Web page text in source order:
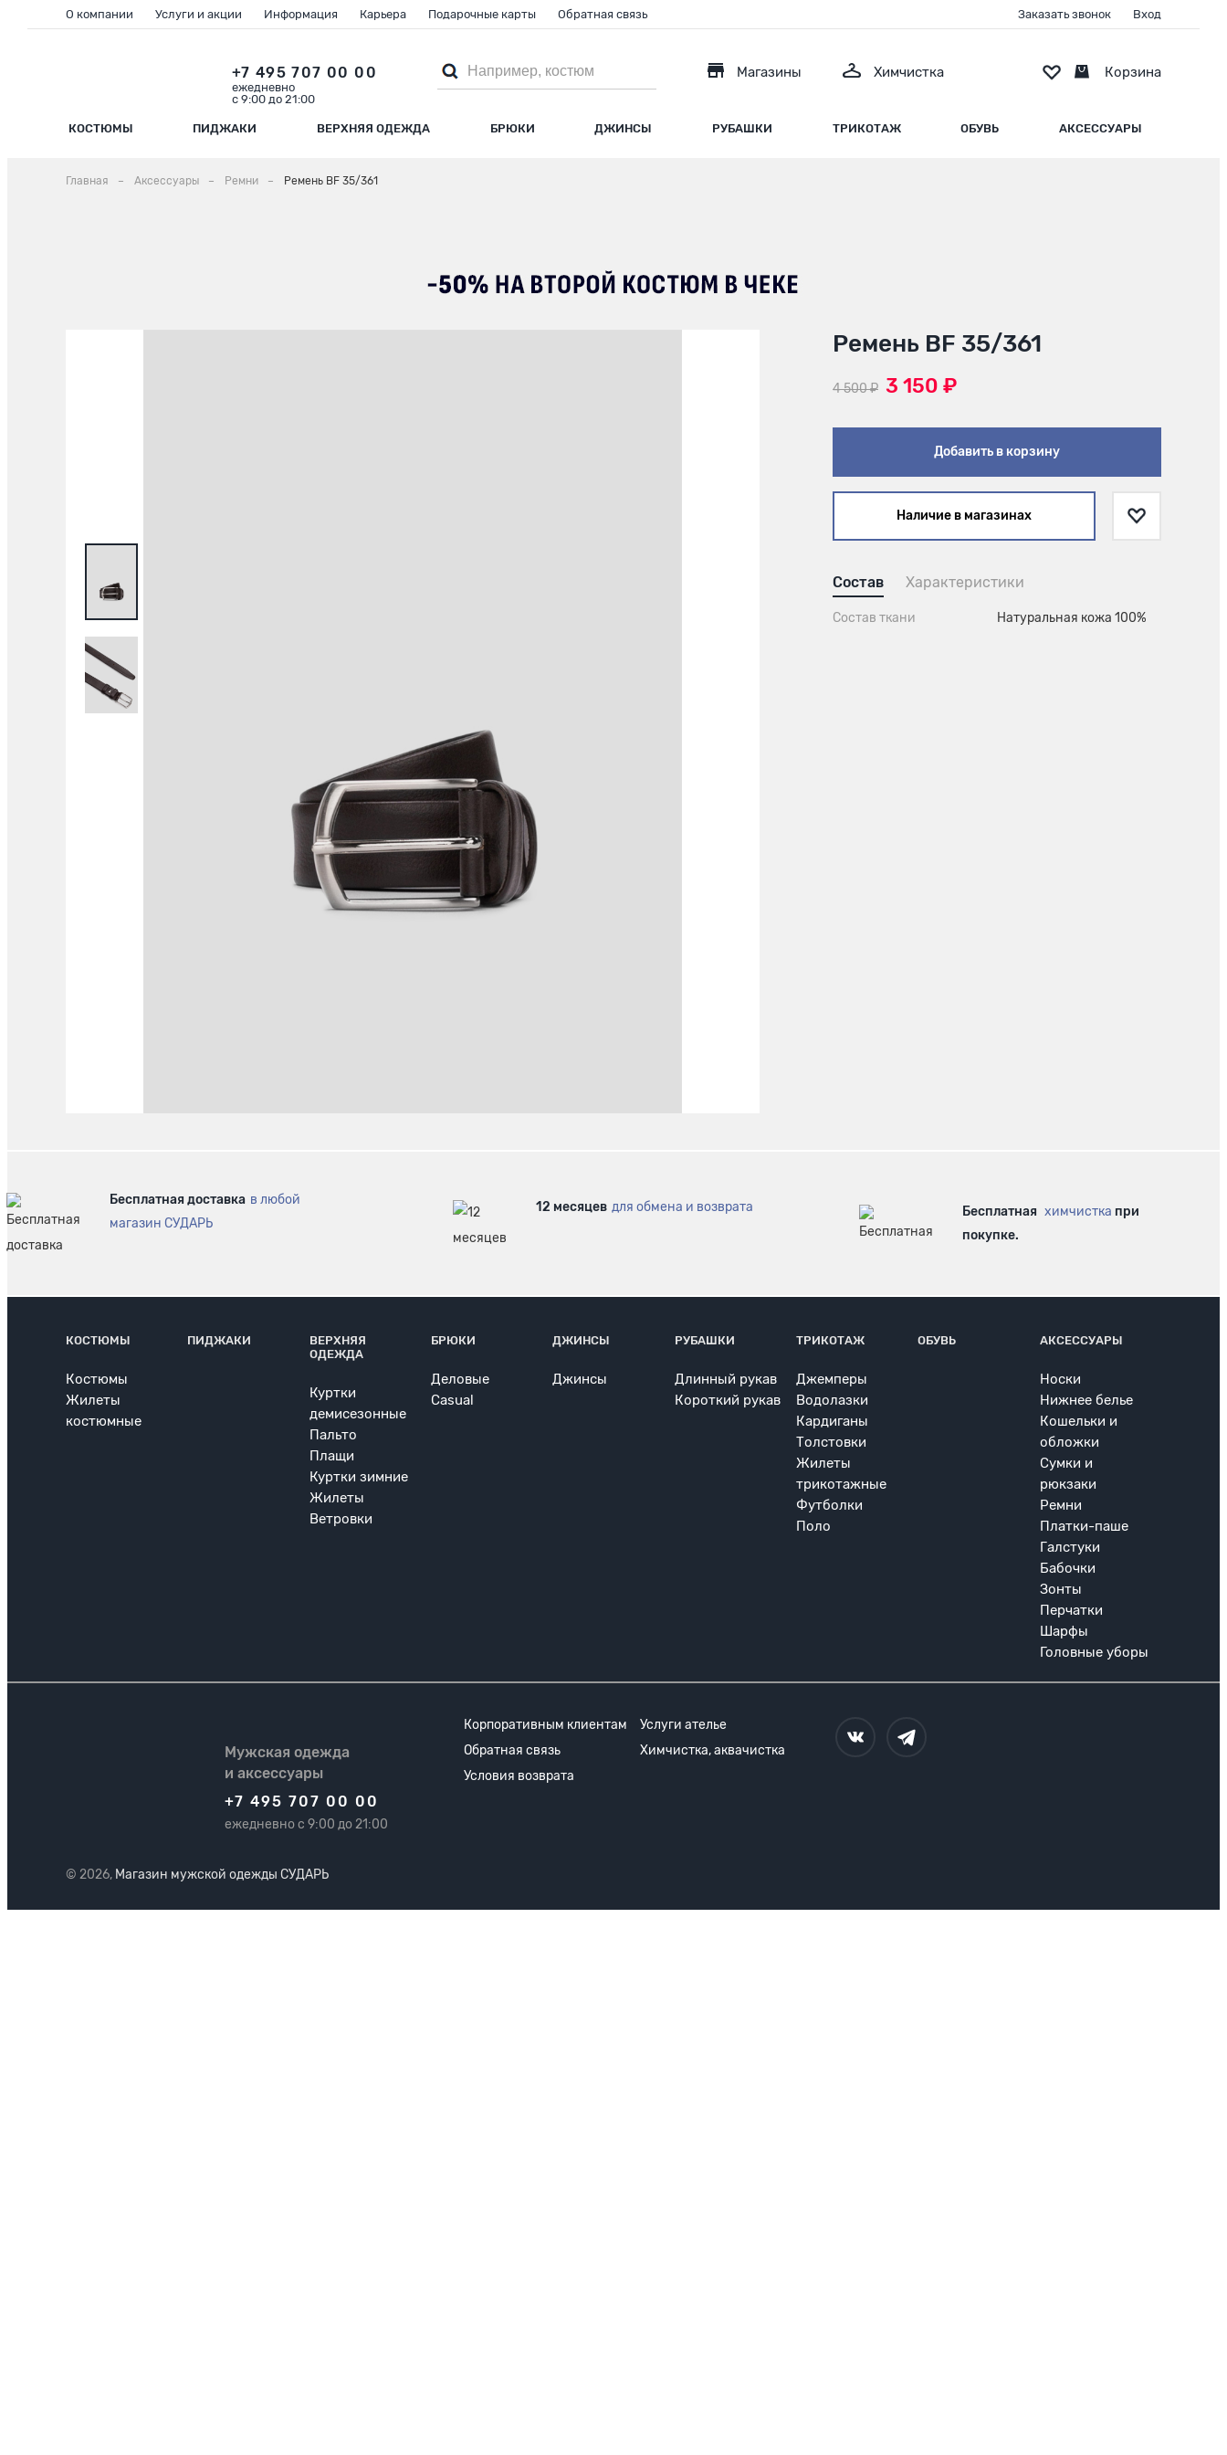
КОСТЮМЫ ПИДЖАКИ ВЕРХНЯЯ ОДЕЖДА БРЮКИ ДЖИНСЫ РУБАШКИ ТРИКОТАЖ ОБУВЬ АКСЕССУАРЫ
+7 495 707 00 00
ежедневно
с 9:00 до 21:00
Магазины Химчистка
О компании Услуги и акции Информация Карьера Подарочные карты Обратная связь Заказать звонок Вход
Корзина
Главная Аксессуары Ремни Ремень BF 35/361
Ремень BF 35/361
4 500 ₽ 3 150 ₽
Добавить в корзину
Наличие в магазинах
Состав Характеристики
Состав ткани Натуральная кожа 100%
Бесплатная доставка в любой
магазин СУДАРЬ
12 месяцев для обмена и возврата Бесплатная химчистка при
покупке.
КОСТЮМЫ
Костюмы
Жилеты
костюмные
ПИДЖАКИ
ВЕРХНЯЯ
ОДЕЖДА
Куртки
демисезонные
Пальто
Плащи
Куртки зимние
Жилеты
Ветровки
БРЮКИ
Деловые
Casual
ДЖИНСЫ
Джинсы
РУБАШКИ
Длинный рукав
Короткий рукав
ТРИКОТАЖ
Джемперы
Водолазки
Кардиганы
Толстовки
Жилеты
трикотажные
Футболки
Поло
ОБУВЬ АКСЕССУАРЫ
Носки
Нижнее белье
Кошельки и
обложки
Сумки и
рюкзаки
Ремни
Платки-паше
Галстуки
Бабочки
Зонты
Перчатки
Шарфы
Головные уборы
Мужская одежда
и аксессуары
+7 495 707 00 00
ежедневно с 9:00 до 21:00
Корпоративным клиентам
Услуги ателье
Обратная связь
Химчистка, аквачистка
Условия возврата
© 2026, Магазин мужской одежды СУДАРЬ